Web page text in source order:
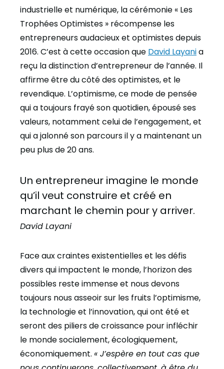
industrielle et numérique, la cérémonie « Les
Trophées Optimistes » récompense les
entrepreneurs audacieux et optimistes depuis
2016. C’est à cette occasion que David Layania
reçu la distinction d’entrepreneur de l’année. Il
affirme être du côté des optimistes, et le
revendique. L’optimisme, ce mode de pensée
qui a toujours frayé son quotidien, épousé ses
valeurs, notamment celui de l’engagement, et
qui a jalonné son parcours il y a maintenant un
peu plus de 20 ans.
Un entrepreneur imagine le monde
qu’il veut construire et créé en
marchant le chemin pour y arriver.
David Layani
Face aux craintes existentielles et les défis
divers qui impactent le monde, l’horizon des
possibles reste immense et nous devons
toujours nous asseoir sur les fruits l’optimisme,
la technologie et l’innovation, qui ont été et
seront des piliers de croissance pour infléchir
le monde socialement, écologiquement,
économiquement. « J’espère en tout cas que